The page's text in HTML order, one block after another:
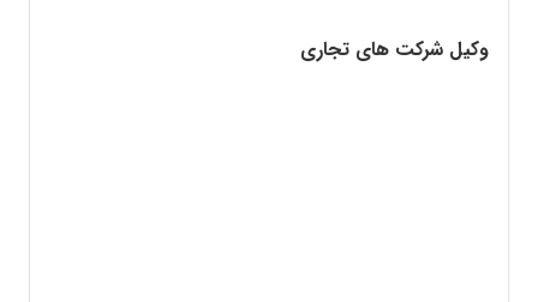
وکیل شرکت های تجاری